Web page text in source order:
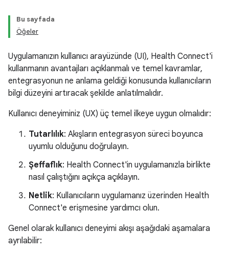
Bu sayfada
Öğeler
Uygulamanızın kullanıcı arayüzünde (UI), Health Connect'i
kullanmanın avantajları açıklanmalı ve temel kavramlar,
entegrasyonun ne anlama geldiği konusunda kullanıcıların
bilgi düzeyini artıracak şekilde anlatılmalıdır.
Kullanıcı deneyiminiz (UX) üç temel ilkeye uygun olmalıdır:
Tutarlılık: Akışların entegrasyon süreci boyunca
uyumlu olduğunu doğrulayın.
Şeffaflık: Health Connect'in uygulamanızla birlikte
nasıl çalıştığını açıkça açıklayın.
Netlik: Kullanıcıların uygulamanız üzerinden Health
Connect'e erişmesine yardımcı olun.
Genel olarak kullanıcı deneyimi akışı aşağıdaki aşamalara
ayrılabilir: